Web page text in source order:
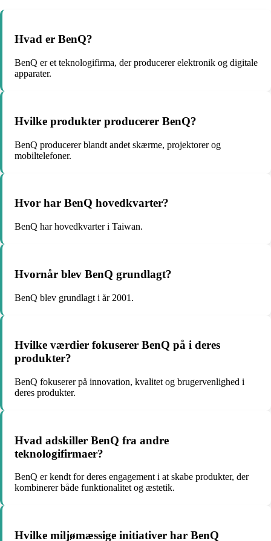
Hvad er BenQ?
BenQ er et teknologifirma, der producerer elektronik og digitale
apparater.
Hvilke produkter producerer BenQ?
BenQ producerer blandt andet skærme, projektorer og
mobiltelefoner.
Hvor har BenQ hovedkvarter?
BenQ har hovedkvarter i Taiwan.
Hvornår blev BenQ grundlagt?
BenQ blev grundlagt i år 2001.
Hvilke værdier fokuserer BenQ på i deres
produkter?
BenQ fokuserer på innovation, kvalitet og brugervenlighed i
deres produkter.
Hvad adskiller BenQ fra andre
teknologifirmaer?
BenQ er kendt for deres engagement i at skabe produkter, der
kombinerer både funktionalitet og æstetik.
Hvilke miljømæssige initiativer har BenQ